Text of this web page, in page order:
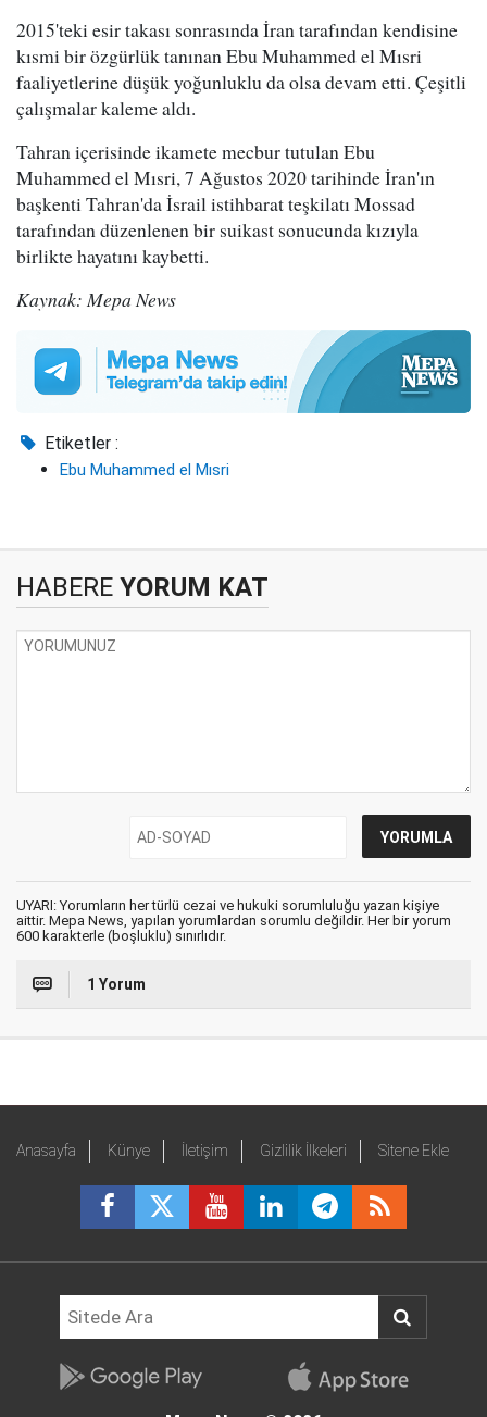
2015'teki esir takası sonrasında İran tarafından kendisine
kısmi bir özgürlük tanınan Ebu Muhammed el Mısri
faaliyetlerine düşük yoğunluklu da olsa devam etti. Çeşitli
çalışmalar kaleme aldı.
Tahran içerisinde ikamete mecbur tutulan Ebu
Muhammed el Mısri, 7 Ağustos 2020 tarihinde İran'ın
başkenti Tahran'da İsrail istihbarat teşkilatı Mossad
tarafından düzenlenen bir suikast sonucunda kızıyla
birlikte hayatını kaybetti.
Kaynak: Mepa News
Etiketler :
Ebu Muhammed el Mısri
HABERE YORUM KAT
UYARI: Yorumların her türlü cezai ve hukuki sorumluluğu yazan kişiye
aittir. Mepa News, yapılan yorumlardan sorumlu değildir. Her bir yorum
600 karakterle (boşluklu) sınırlıdır.
1 Yorum
Anasayfa Künye İletişim Gizlilik İlkeleri Sitene Ekle